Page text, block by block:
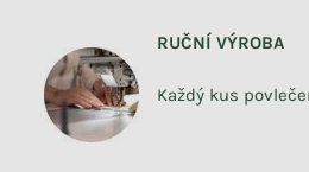
RUČNÍ VÝROBA
Každý kus